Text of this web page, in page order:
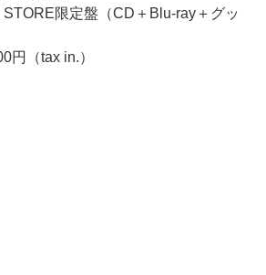
STORE限定盤（CD＋Blu-ray＋グッ
円（tax in.）